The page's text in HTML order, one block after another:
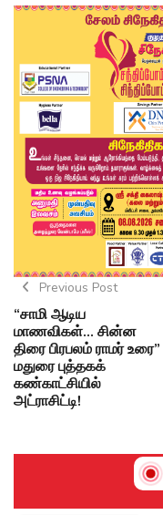
Previous Post
“சாமி ஆடிய
மாணவிகள்... சின்ன
திரை பிரபலம் ராமர் உரை”
மதுரை புத்தகக்
கண்காட்சியில்
அட்ராசிட்டி!